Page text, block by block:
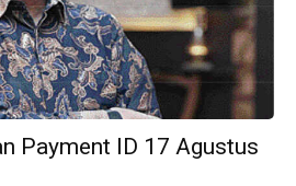
Payment ID 17 Agustus